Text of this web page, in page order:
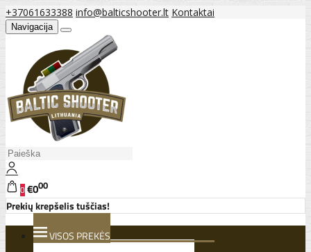
+37061633388 info@balticshooter.lt Kontaktai
Navigacija
0€000
Prekių krepšelis tuščias!
VISOS PREKĖS